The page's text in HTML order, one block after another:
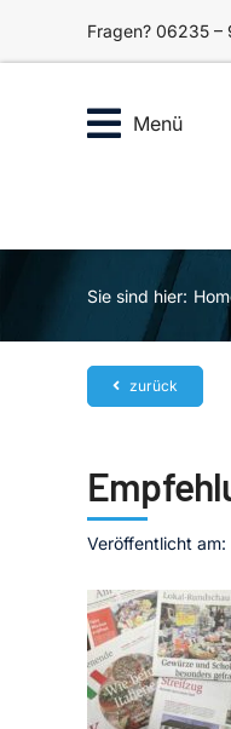
Fragen? 06235
Menü
Sie sind hier:
zurück
Veröffentlicht